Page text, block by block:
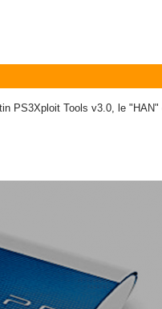
PS3Xploit Tools v3.0, le